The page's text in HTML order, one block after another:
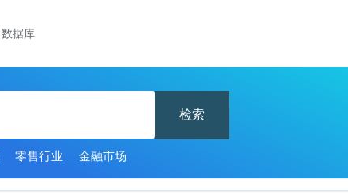
数据库
检索
零售行业 金融市场